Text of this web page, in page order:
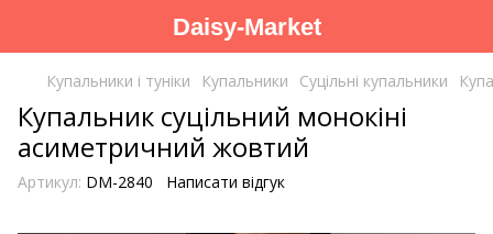
Daisy-Market
Купальники і туніки Купальники Суцільні купальники
Купальник суцільний монокіні
асиметричний жовтий
Артикул: DM-2840 Написати відгук